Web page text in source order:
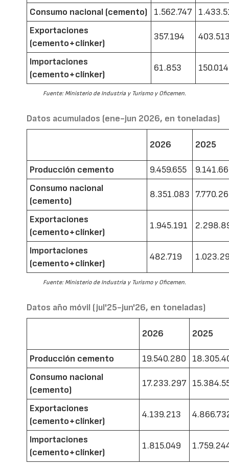
Consumo nacional (cemento)
1.562.747
Exportaciones
(cemento+clínker)
357.194
Importaciones
(cemento+clínker)
61.853 150.014
Fuente: Ministerio de Industria y Turismo y Oficemen.
Datos acumulados (ene-jun 2026, en toneladas)
2026 2025
Producción cemento 9.459.655
Consumo nacional
(cemento)
8.351.083
Exportaciones
(cemento+clínker)
1.945.191
Importaciones
(cemento+clínker)
482.719
Fuente: Ministerio de Industria y Turismo y Oficemen.
Datos año móvil (jul'25-jun'26, en toneladas)
2026 2025
Producción cemento 19.540.280
Consumo nacional
(cemento)
17.233.297
Exportaciones
(cemento+clínker)
4.139.213
Importaciones
(cemento+clínker)
1.815.049